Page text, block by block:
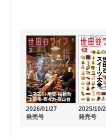
2026/02/20
2026/01/21
2026/01/27
発売号
2025/10/
発売号